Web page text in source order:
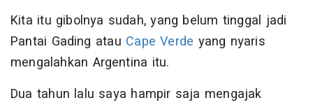
Kita itu gibolnya sudah, yang belum tinggal jadi
Pantai Gading atau Cape Verde yang nyaris
mengalahkan Argentina itu.
Dua tahun lalu saya hampir saja mengajak